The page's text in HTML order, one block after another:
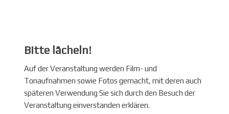
Bitte lächeln!
Auf der Veranstaltung werden Film- und
Tonaufnahmen sowie Fotos gemacht, mit deren auch
späteren Verwendung Sie sich durch den Besuch der
Veranstaltung einverstanden erklären.